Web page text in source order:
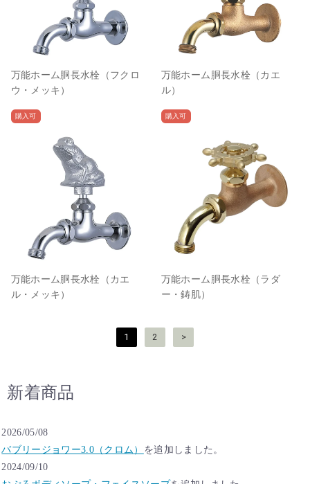
万能ホーム胴長水栓（フクロ
ウ・メッキ）
万能ホーム胴長水栓（カエ
ル）
購入可
万能ホーム胴長水栓（カエ
ル・メッキ）
購入可
万能ホーム胴長水栓（ラダ
ー・鋳肌）
ー
送
り
1 2 >
新着商品
2026/05/08
バブリージョワー3.0（クロム） を追加しました。
2024/09/10